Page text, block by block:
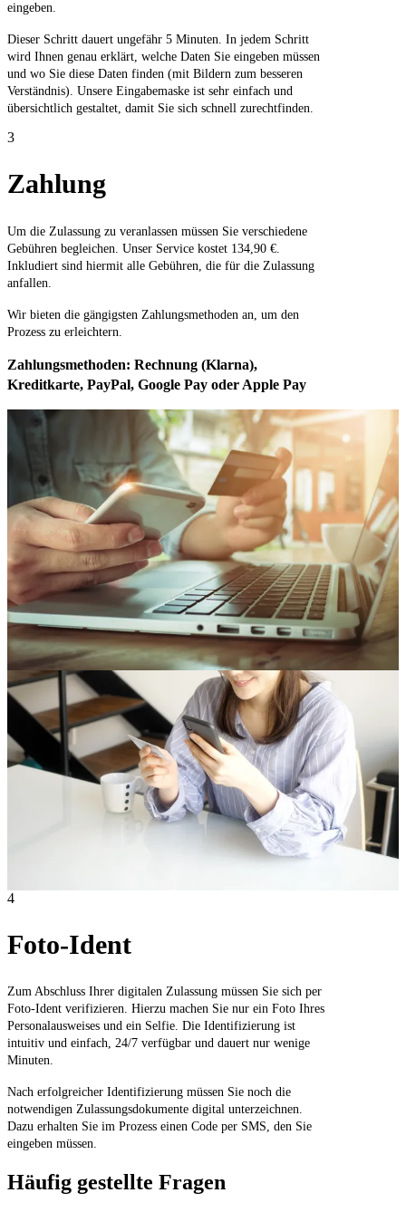
eingeben.
Dieser Schritt dauert ungefähr 5 Minuten. In jedem Schritt
wird Ihnen genau erklärt, welche Daten Sie eingeben müssen
und wo Sie diese Daten finden (mit Bildern zum besseren
Verständnis). Unsere Eingabemaske ist sehr einfach und
übersichtlich gestaltet, damit Sie sich schnell zurechtfinden.
3
Zahlung
Um die Zulassung zu veranlassen müssen Sie verschiedene
Gebühren begleichen. Unser Service kostet 134,90 €.
Inkludiert sind hiermit alle Gebühren, die für die Zulassung
anfallen.
Wir bieten die gängigsten Zahlungsmethoden an, um den
Prozess zu erleichtern.
Zahlungsmethoden: Rechnung (Klarna),
Kreditkarte, PayPal, Google Pay oder Apple Pay
4
Foto-Ident
Zum Abschluss Ihrer digitalen Zulassung müssen Sie sich per
Foto-Ident verifizieren. Hierzu machen Sie nur ein Foto Ihres
Personalausweises und ein Selfie. Die Identifizierung ist
intuitiv und einfach, 24/7 verfügbar und dauert nur wenige
Minuten.
Nach erfolgreicher Identifizierung müssen Sie noch die
notwendigen Zulassungsdokumente digital unterzeichnen.
Dazu erhalten Sie im Prozess einen Code per SMS, den Sie
eingeben müssen.
Häufig gestellte Fragen